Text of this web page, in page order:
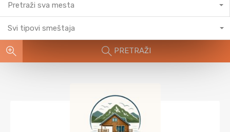
Pretraži sva mesta
Svi tipovi smeštaja
PRETRAŽI